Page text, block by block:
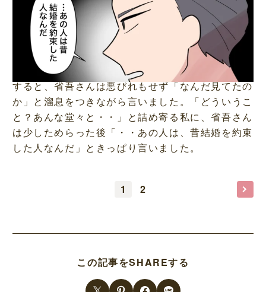
すると、省吾さんは悪びれもせず「なんだ見てたの
か」と溜息をつきながら言いました。「どういうこ
と？あんな堂々と・・」と詰め寄る私に、省吾さん
は少しためらった後「・・あの人は、昔結婚を約束
した人なんだ」ときっぱり言いました。
1 2
この記事をSHAREする